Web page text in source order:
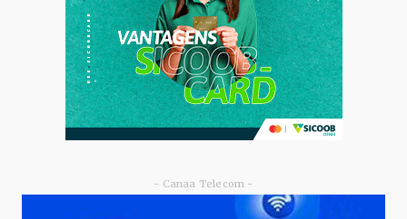
- Canaa Telecom -